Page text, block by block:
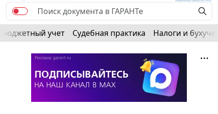
Бюджетный учет Судебная практика Налоги и